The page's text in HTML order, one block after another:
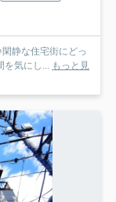
静な住宅街にどっ
を気にし... もっと見